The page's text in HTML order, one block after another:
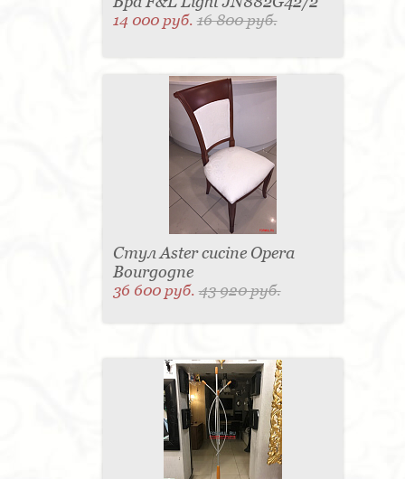
14 000 руб.16 800 руб.
Стул Aster cucine Opera
Bourgogne
36 600 руб.43 920 руб.